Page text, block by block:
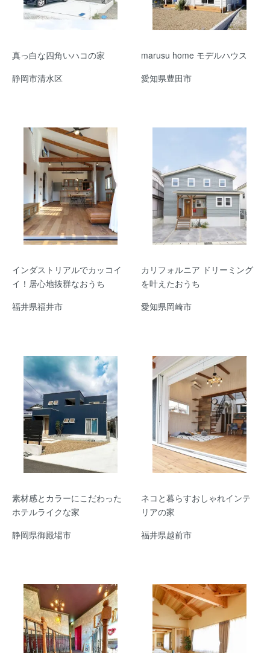
真っ白な四角いハコの家
静岡市清水区
marusu home モデルハウス
愛知県豊田市
インダストリアルでカッコイ
イ！居心地抜群なおうち
福井県福井市
カリフォルニア ドリーミング
を叶えたおうち
愛知県岡崎市
素材感とカラーにこだわった
ホテルライクな家
静岡県御殿場市
ネコと暮らすおしゃれインテ
リアの家
福井県越前市